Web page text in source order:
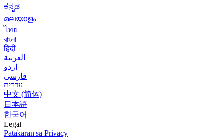
ಕನ್ನಡ
മലയാളം
ไทย
বাংলা
हिंदी
العربية
اردو
فارسی
עִברִית
中文 (简体)
日本語
한국어
Legal
Patakaran sa Privacy